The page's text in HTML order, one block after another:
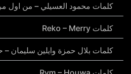
كلمات محمود العسيلي – من اول
كلمات Reko – Merry
كلمات بلال حمزة وايلين سليمان –